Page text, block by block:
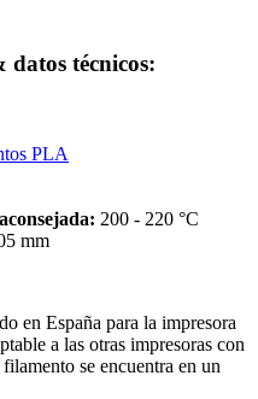
técnicos:
PLA
200 - 220 °C
mm
en España para la impresora
a las otras impresoras con
se encuentra en un